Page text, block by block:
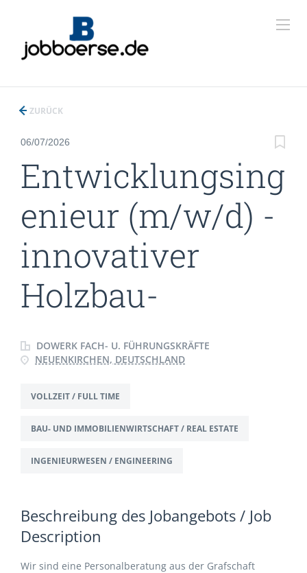
ZURÜCK
06/07/2026
Entwicklungsing
enieur (m/w/d) -
innovativer
Holzbau-
DOWERK FACH- U. FÜHRUNGSKRÄFTE
NEUENKIRCHEN, DEUTSCHLAND
VOLLZEIT / FULL TIME
BAU- UND IMMOBILIENWIRTSCHAFT / REAL ESTATE
INGENIEURWESEN / ENGINEERING
Beschreibung des Jobangebots / Job
Description
Wir sind eine Personalberatung aus der Grafschaft